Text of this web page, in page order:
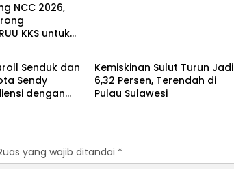
NCC 2026,
KKS untuk
Senduk dan
Sendy
dengan
Kemiskinan Sulut Turun Jadi
6,32 Persen, Terendah di
Pulau Sulawesi
yang wajib ditandai *